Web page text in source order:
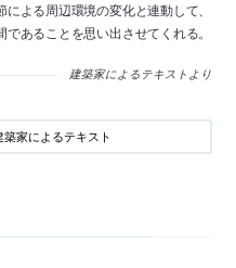
よる周辺環境の変化と連動して、
あることを思い出させてくれる。
建築家によるテキストより
家によるテキスト